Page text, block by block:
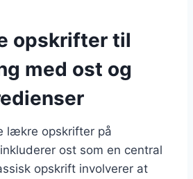
opskrifter til
med ost og
lækre opskrifter på
ost som en central
opskrift involverer at